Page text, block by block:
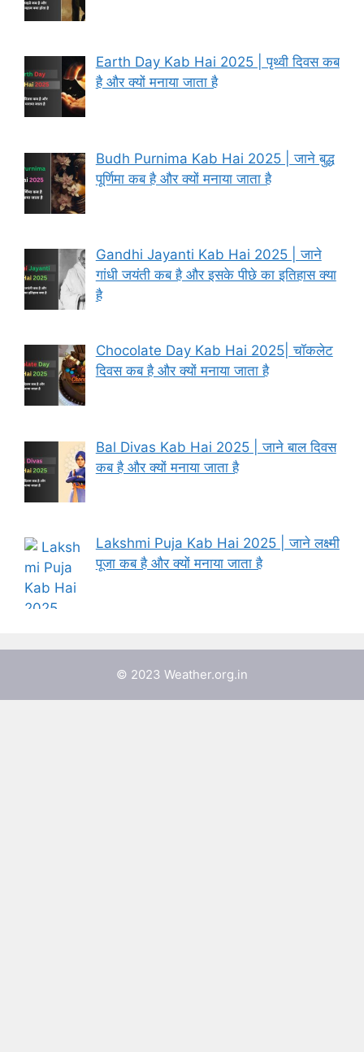
Earth Day Kab Hai 2025 | पृथ्वी दिवस कब
है और क्यों मनाया जाता है
Budh Purnima Kab Hai 2025 | जाने बुद्ध
पूर्णिमा कब है और क्यों मनाया जाता है
Gandhi Jayanti Kab Hai 2025 | जाने
गांधी जयंती कब है और इसके पीछे का इतिहास क्या
है
Chocolate Day Kab Hai 2025| चॉकलेट
दिवस कब है और क्यों मनाया जाता है
Bal Divas Kab Hai 2025 | जाने बाल दिवस
कब है और क्यों मनाया जाता है
Lakshmi Puja Kab Hai 2025 | जाने लक्ष्मी
पूजा कब है और क्यों मनाया जाता है
© 2023 Weather.org.in